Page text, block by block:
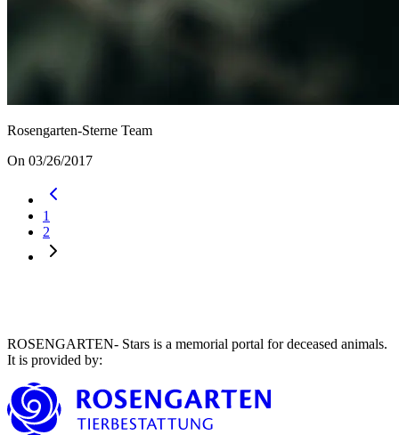
Rosengarten-Sterne Team
On 03/26/2017
1
2
ROSENGARTEN- Stars is a memorial portal for deceased animals.
It is provided by: